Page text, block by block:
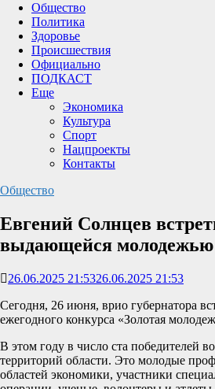
Общество
Политика
Здоровье
Происшествия
Официально
ПОДКАСТ
Еще
Экономика
Культура
Спорт
Нацпроекты
Контакты
Общество
Евгений Солнцев
выдающейся
26.06.2025 21:5326.06.2025 21:53
Сегодня, 26 июня, врио губернатора
ежегодного конкурса «Золотая
В этом году в число ста победителей
территорий области. Это молодые
областей экономики, участники